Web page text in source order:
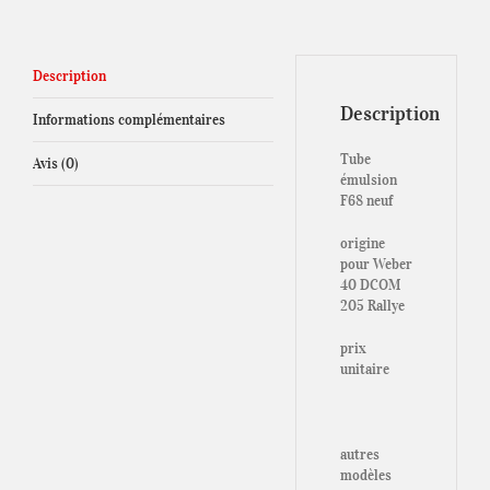
Description
Informations complémentaires
Avis (0)
Description
Tube
émulsion
F68 neuf
origine
pour Weber
40 DCOM
205 Rallye
prix
unitaire
autres
modèles